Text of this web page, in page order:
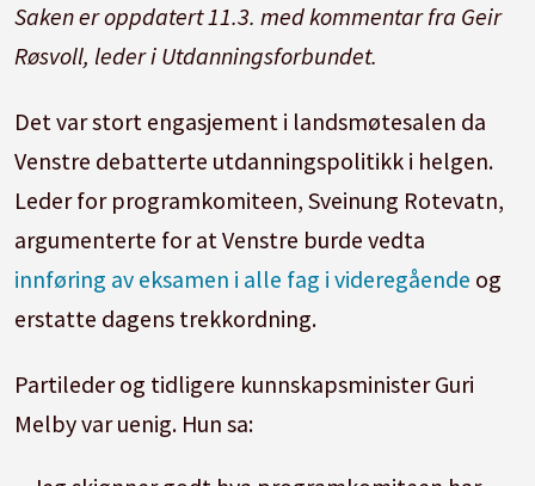
Saken er oppdatert 11.3. med kommentar fra Geir
Røsvoll, leder i Utdanningsforbundet.
Det var stort engasjement i landsmøtesalen da
Venstre debatterte utdanningspolitikk i helgen.
Leder for programkomiteen, Sveinung Rotevatn,
argumenterte for at Venstre burde vedta
innføring av eksamen i alle fag i videregående og
erstatte dagens trekkordning.
Partileder og tidligere kunnskapsminister Guri
Melby var uenig. Hun sa: